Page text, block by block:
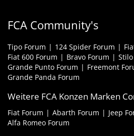
FCA Community's
Tipo Forum 124 Spider Forum
Fiat 600 Forum
Bravo Forum
Grande Punto Forum
Freemont
Grande Panda Forum
Weitere FCA Konzen Marken
Fiat Forum Abarth Forum Jeep
Alfa Romeo Forum